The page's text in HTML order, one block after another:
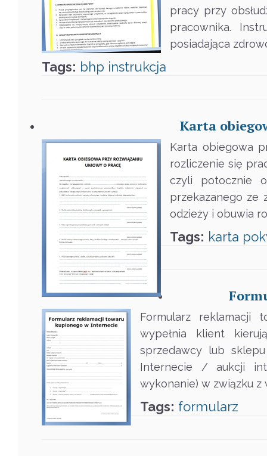
pracy przy
pracownika.
posiadająca
Tags: bhp instrukcja
Karta
Karta obiegowa
rozliczenie się
czyli potocznie
przekazanego ze
odzieży i obuwia
Tags: karta
Formularz reklamacji
wypełnia klient
sprzedawcy lub
Internecie / aukcji
wykonanie) w związku z
Tags: formularz